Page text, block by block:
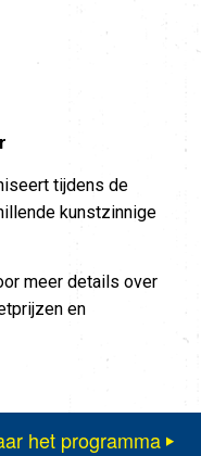
tijdens de
kunstzinnige
meer details over
en
het programma